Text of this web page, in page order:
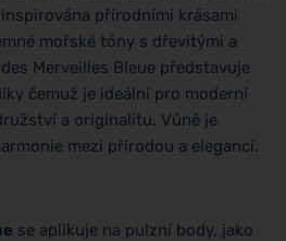
přírodními krásami
mořské tóny s dřevitými a
Merveilles Bleue představuje
čemuž je ideální pro moderní
a originalitu. Vůně je
mezi přírodou a elegancí.
se aplikuje na pulzní body, jako